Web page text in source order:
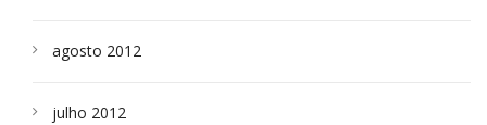
agosto 2012
julho 2012